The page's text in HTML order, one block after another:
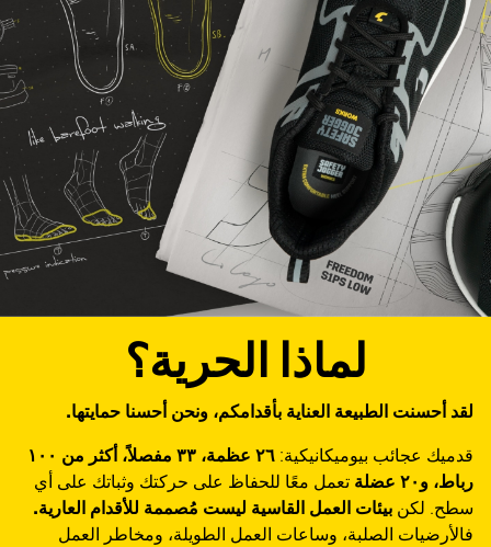
لماذا الحرية؟
لقد أحسنت الطبيعة العناية بأقدامكم، ونحن أحسنا حمايتها.
قدميك عجائب بيوميكانيكية:
٢٦ عظمة، ٣٣ مفصلاً، أكثر من ١٠٠
رباط، و٢٠ عضلة
تعمل معًا للحفاظ على حركتك وثباتك على أي
سطح. لكن بيئات العمل القاسية ليست مُصممة للأقدام العارية.
فالأرضيات الصلبة، وساعات العمل الطويلة، ومخاطر العمل